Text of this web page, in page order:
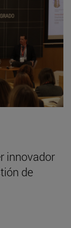
innovador
de